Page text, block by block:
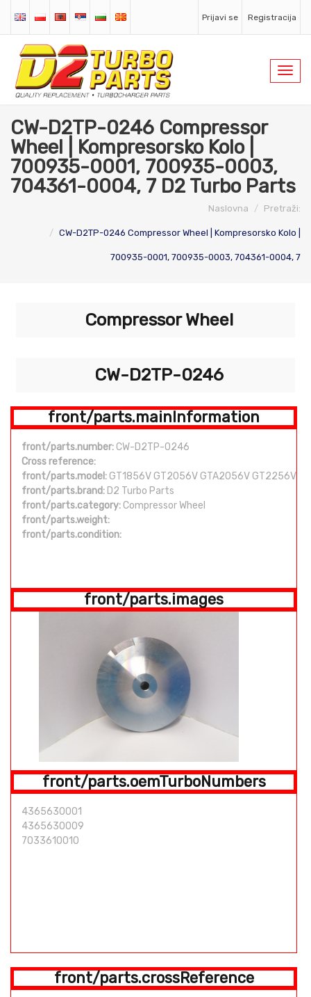
Prijavi se Registracija
CW-D2TP-0246 Compressor
Wheel | Kompresorsko Kolo |
700935-0001, 700935-0003,
704361-0004, 7 D2 Turbo Parts
Naslovna Pretraži:
CW-D2TP-0246 Compressor Wheel | Kompresorsko Kolo |
700935-0001, 700935-0003, 704361-0004, 7
Compressor Wheel
CW-D2TP-0246
front/parts.mainInformation
front/parts.number: CW-D2TP-0246
Cross reference:
front/parts.model: GT1856V GT2056V GTA2056V GT2256V
front/parts.brand: D2 Turbo Parts
front/parts.category: Compressor Wheel
front/parts.weight:
front/parts.condition:
front/parts.images
front/parts.oemTurboNumbers
4365630001
4365630009
7033610010
front/parts.crossReference